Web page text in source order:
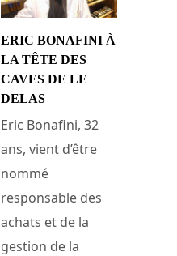
ERIC BONAFINI À
LA TÊTE DES
CAVES DE LE
DELAS
Eric Bonafini, 32
ans, vient d’être
nommé
responsable des
achats et de la
gestion de la